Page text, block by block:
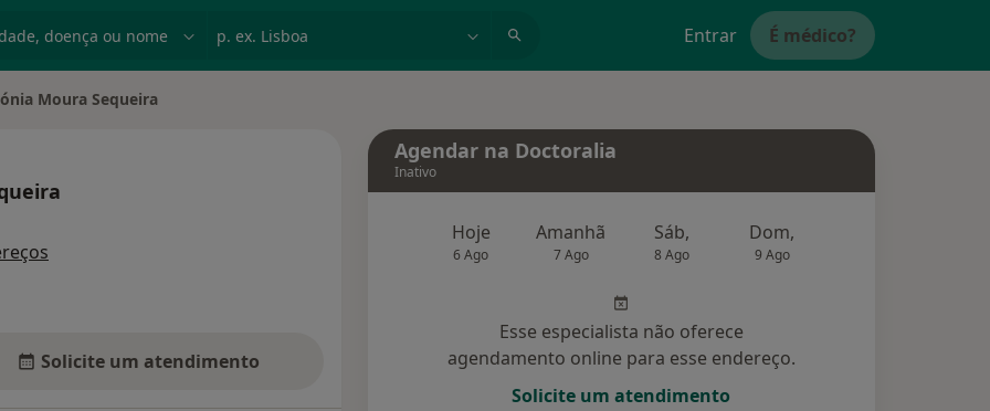
Entrar É médico?
de cidade
Moura Sequeira
Solicite um atendimento
Agendar na Doctoralia
Inativo
Hoje
6 Ago
Amanhã
7 Ago
Sáb,
8 Ago
Dom,
9 Ago
Esse especialista não oferece
agendamento online para esse endereço.
Solicite um atendimento